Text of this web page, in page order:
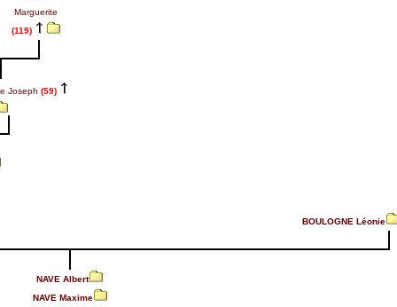
Marguerite
(119)
Joseph (59)
BOULOGNE Léonie
NAVE Albert
NAVE Maxime